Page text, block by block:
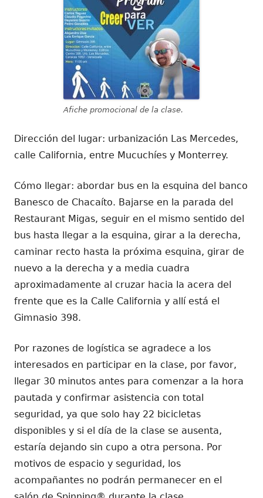
Afiche promocional de la clase.
Dirección del lugar: urbanización Las Mercedes,
calle California, entre Mucuchíes y Monterrey.
Cómo llegar: abordar bus en la esquina del banco
Banesco de Chacaíto. Bajarse en la parada del
Restaurant Migas, seguir en el mismo sentido del
bus hasta llegar a la esquina, girar a la derecha,
caminar recto hasta la próxima esquina, girar de
nuevo a la derecha y a media cuadra
aproximadamente al cruzar hacia la acera del
frente que es la Calle California y allí está el
Gimnasio 398.
Por razones de logística se agradece a los
interesados en participar en la clase, por favor,
llegar 30 minutos antes para comenzar a la hora
pautada y confirmar asistencia con total
seguridad, ya que solo hay 22 bicicletas
disponibles y si el día de la clase se ausenta,
estaría dejando sin cupo a otra persona. Por
motivos de espacio y seguridad, los
acompañantes no podrán permanecer en el